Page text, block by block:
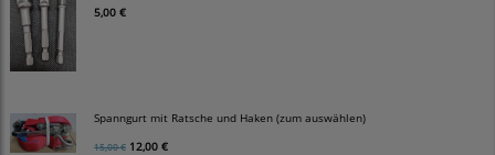
5,00 €
Spanngurt mit Ratsche und Haken (zum auswählen)
15,00 € 12,00 €